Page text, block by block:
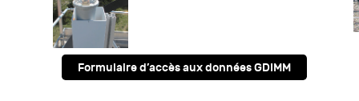
Formulaire d’accès aux données GDIMM